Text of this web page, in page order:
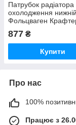
Патрубок радіатора
охолодження
Фольцваген
TDI FEBI (Німеччина)
100307
877 ₴
Купити
Про нас
100%
Працює з